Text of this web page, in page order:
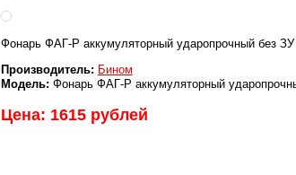
Фонарь ФАГ-Р аккумуляторный ударопрочный без
Производитель: Бином
Модель: Фонарь ФАГ-Р аккумуляторный
Цена: 1615 рублей